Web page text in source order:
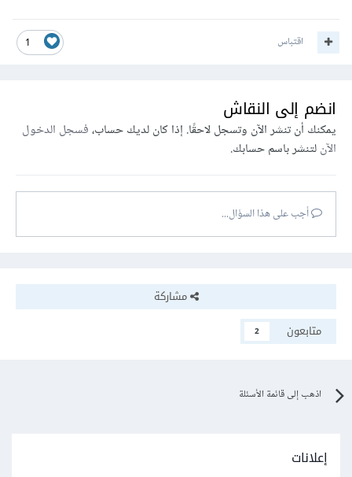
1 اقتباس
انضم إلى النقاش
يمكنك أن تنشر الآن وتسجل لاحقًا. إذا كان لديك حساب،فسجل الدخول
الآنلتنشر باسم حسابك.
أجب على هذا السؤال...
مشاركة
متابعون
2
اذهب إلى قائمة الأسئلة
إعلانات